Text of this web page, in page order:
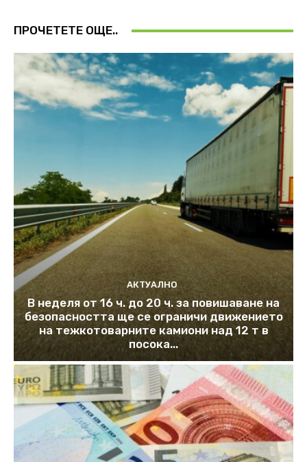
ПРОЧЕТЕТЕ ОЩЕ..
АКТУАЛНО
В неделя от 16 ч. до 20 ч. за повишаване на
безопасността ще се ограничи движението
на тежкотоварните камиони над 12 т в
посока...